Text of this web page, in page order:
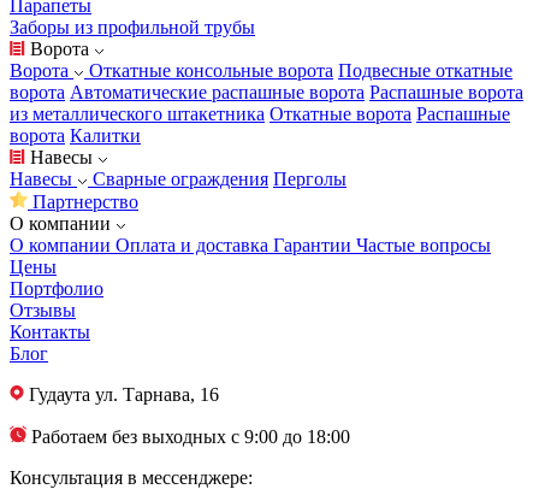
Парапеты
Заборы из профильной трубы
Ворота
Ворота
Откатные консольные ворота Подвесные откатные
ворота Автоматические распашные ворота Распашные ворота
из металлического штакетника Откатные ворота Распашные
ворота Калитки
Навесы
Навесы
Сварные ограждения Перголы
Партнерство
О компании
О компании Оплата и доставка Гарантии Частые вопросы
Цены
Портфолио
Отзывы
Контакты
Блог
Гудаута ул. Тарнава, 16
Работаем без выходных с 9:00 до 18:00
Консультация в мессенджере: